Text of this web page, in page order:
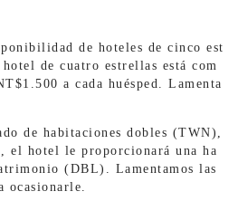
de hoteles de cinco est
de cuatro estrellas está com
a cada huésped. Lamenta
de habitaciones dobles (TWN),
el hotel le proporcionará una ha
(DBL). Lamentamos las
ocasionarle.